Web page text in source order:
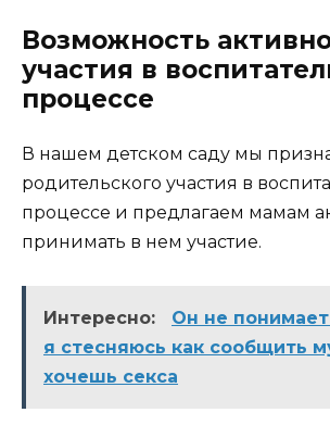
Возможность
участия в
процессе
В нашем детском саду мы
родительского участия в
процессе и предлагаем мамам
принимать в нем участие.
Интересно:
Он не
я стесняюсь как сообщить
хочешь секса